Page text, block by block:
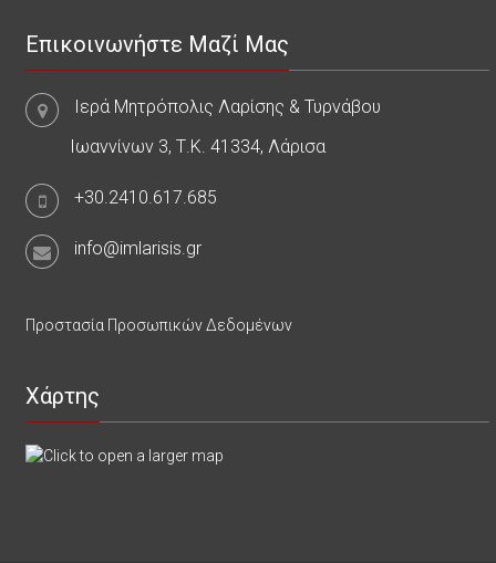
Επικοινωνήστε Μαζί Μας
Ιερά Μητρόπολις Λαρίσης & Τυρνάβου
Ιωαννίνων 3, Τ.Κ. 41334, Λάρισα
+30.2410.617.685
info@imlarisis.gr
Προστασία Προσωπικών Δεδομένων
Χάρτης